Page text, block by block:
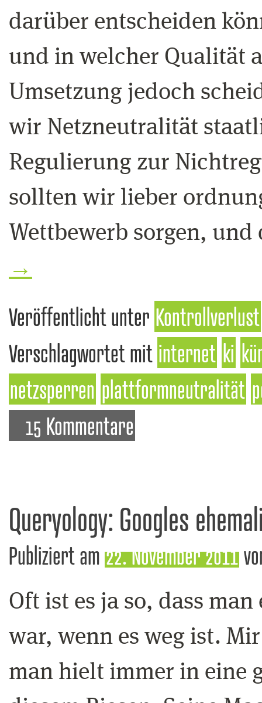
darüber entscheiden
und in welcher Qualität
Umsetzung jedoch
wir Netzneutralität
Regulierung zur
sollten wir lieber
Wettbewerb sorgen,
→
Veröffentlicht unter Kontrollverlust
Verschlagwortet mit internet ki
netzsperren plattformneutralität
15 Kommentare
Queryology: Googles
Publiziert am 22. November 2011
Oft ist es ja so, dass
war, wenn es weg ist.
man hielt immer in eine